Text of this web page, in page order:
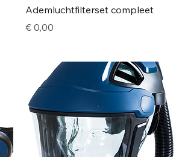
Ademluchtfilterset compleet
Price
€ 0,00